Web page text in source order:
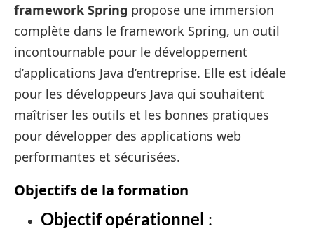
framework Spring propose une immersion
complète dans le framework Spring, un outil
incontournable pour le développement
d’applications Java d’entreprise. Elle est idéale
pour les développeurs Java qui souhaitent
maîtriser les outils et les bonnes pratiques
pour développer des applications web
performantes et sécurisées.
Objectifs de la formation
Objectif opérationnel :